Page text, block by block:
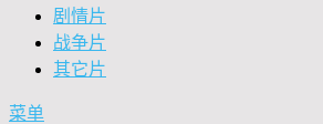
剧情片
战争片
其它片
菜单